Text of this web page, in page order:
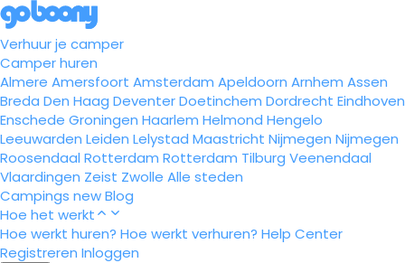
Verhuur je camper
Camper huren
Almere Amersfoort Amsterdam Apeldoorn Arnhem Assen
Breda Den Haag DeventerDoetinchem Dordrecht Eindhoven
Enschede Groningen Haarlem Helmond Hengelo
Leeuwarden Leiden Lelystad Maastricht Nijmegen Nijmegen
Roosendaal Rotterdam Rotterdam Tilburg Veenendaal
Vlaardingen Zeist Zwolle Alle steden
Campings newBlog
Hoe het werkt
Hoe werkt huren? Hoe werkt verhuren? Help Center
Registreren Inloggen